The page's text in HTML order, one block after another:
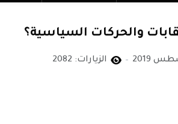
والحركات السياسية؟
الزيارات: 2082